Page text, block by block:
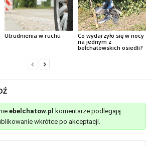
Utrudnienia w ruchu
Co wydarzyło się w nocy
na jednym z
bełchatowskich osiedli?
ebelchatow.pl
komentarze podlegają
wkrótce po akceptacji.